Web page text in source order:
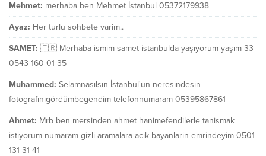
Mehmet: merhaba ben Mehmet İstanbul 05372179938
Ayaz: Her turlu sohbete varim..
SAMET: 🇹🇷 Merhaba ismim samet istanbulda yaşıyorum yaşım 33
0543 160 01 35
Muhammed: Selamnasılsın İstanbul'un neresindesin
fotografınıgördümbegendim telefonnumaram 05395867861
Ahmet: Mrb ben mersinden ahmet hanimefendilerle tanismak
istiyorum numaram gizli aramalara acik bayanlarin emrindeyim 0501
131 31 41